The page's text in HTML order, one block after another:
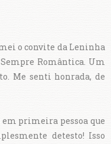
o convite da Leninha
Romântica. Um
Me senti honrada, de
primeira pessoa que
detesto! Isso